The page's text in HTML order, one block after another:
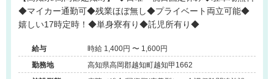
◆マイカー通勤可◆残業ほぼ無し◆プライベート両立可能◆
嬉しい17時定時！◆単身寮有り◆託児所有り◆
給与
時給 1,400円 〜 1,600円
勤務地
高知県高岡郡越知町越知甲1662